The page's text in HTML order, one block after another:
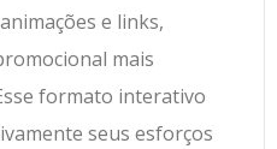
e links,
mais
formato interativo
seus esforços